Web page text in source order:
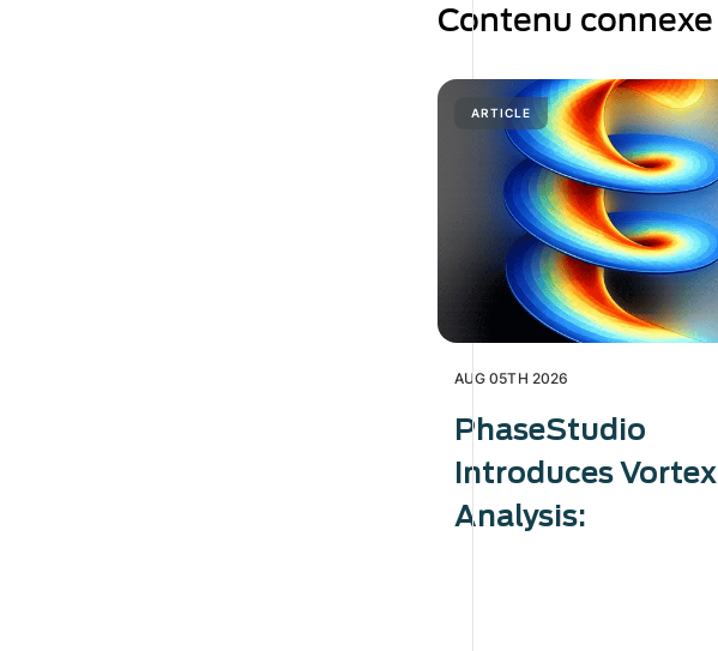
Contenu connexe
ARTICLE
AUG 05TH 2026
PhaseStudio
Introduces Vortex
Analysis: